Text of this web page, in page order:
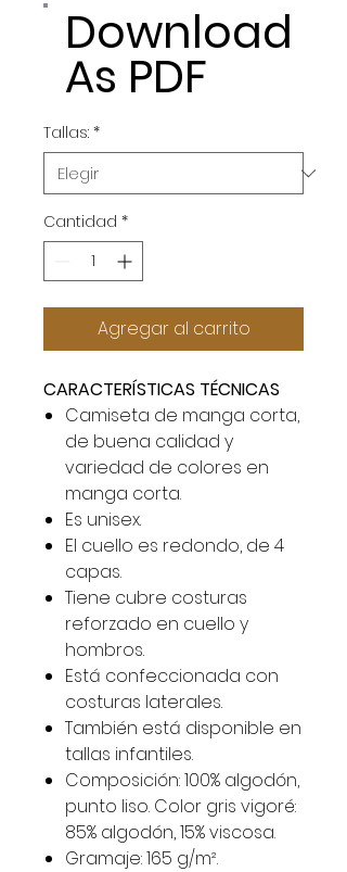
Download
As PDF
Tallas: *
Cantidad *
Agregar al carrito
CARACTERÍSTICAS TÉCNICAS
Camiseta de manga corta,
de buena calidad y
variedad de colores en
manga corta.
Es unisex.
El cuello es redondo, de 4
capas.
Tiene cubre costuras
reforzado en cuello y
hombros.
Está confeccionada con
costuras laterales.
También está disponible en
tallas infantiles.
Composición: 100% algodón,
punto liso. Color gris vigoré:
85% algodón, 15% viscosa.
Gramaje: 165 g/m².